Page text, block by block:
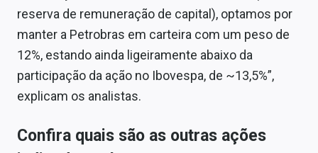
reserva de remuneração de capital), optamos por
manter a Petrobras em carteira com um peso de
12%, estando ainda ligeiramente abaixo da
participação da ação no Ibovespa, de ~13,5%”,
explicam os analistas.
Confira quais são as outras ações